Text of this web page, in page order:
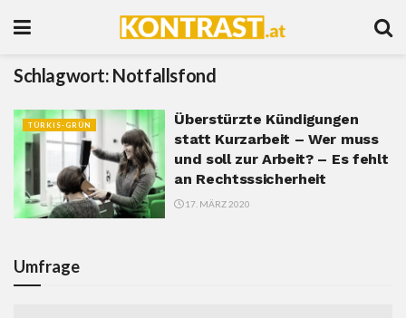
Schlagwort: Notfallsfond
TÜRKIS-GRÜN
Überstürzte Kündigungen
statt Kurzarbeit – Wer muss
und soll zur Arbeit? – Es fehlt
an Rechtsssicherheit
17. MÄRZ 2020
Umfrage